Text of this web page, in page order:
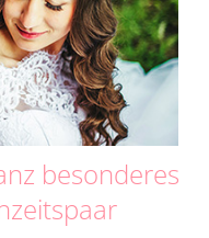
besonderes